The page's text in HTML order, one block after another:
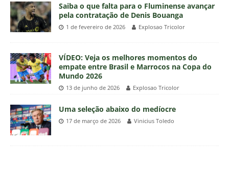
Saiba o que falta para o Fluminense avançar
pela contratação de Denis Bouanga
1 de fevereiro de 2026 Explosao Tricolor
VÍDEO: Veja os melhores momentos do
empate entre Brasil e Marrocos na Copa do
Mundo 2026
13 de junho de 2026 Explosao Tricolor
Uma seleção abaixo do medíocre
17 de março de 2026 Vinicius Toledo